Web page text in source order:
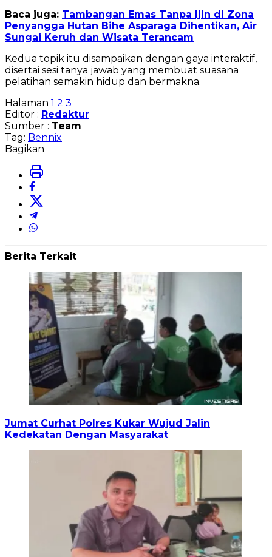
Baca juga: Tambangan Emas Tanpa Ijin di Zona
Penyangga Hutan Bihe Asparaga Dihentikan, Air
Sungai Keruh dan Wisata Terancam
Kedua topik itu disampaikan dengan gaya interaktif,
disertai sesi tanya jawab yang membuat suasana
pelatihan semakin hidup dan bermakna.
Halaman 1 2 3
Editor : Redaktur
Sumber : Team
Tag: Bennix
Bagikan
Berita Terkait
Jumat Curhat Polres Kukar Wujud Jalin
Kedekatan Dengan Masyarakat